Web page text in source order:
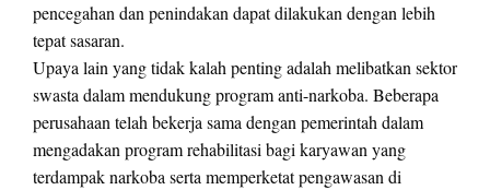
pencegahan dan penindakan dapat dilakukan dengan lebih
tepat sasaran.
Upaya lain yang tidak kalah penting adalah melibatkan sektor
swasta dalam mendukung program anti-narkoba. Beberapa
perusahaan telah bekerja sama dengan pemerintah dalam
mengadakan program rehabilitasi bagi karyawan yang
terdampak narkoba serta memperketat pengawasan di